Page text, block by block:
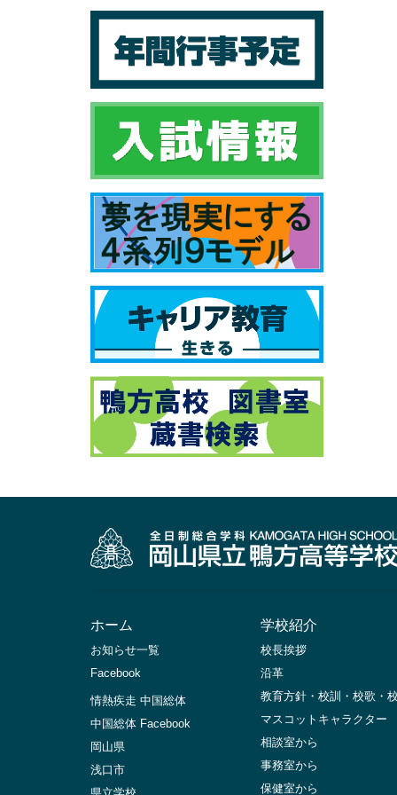
ホーム
お知らせ一覧
Facebook
情熱疾走 中国総体
中国総体 Facebook
岡山県
浅口市
学校紹介
校長挨拶
沿革
教育方針・校訓・校歌・
マスコットキャラクター
相談室から
事務室から
保健室から